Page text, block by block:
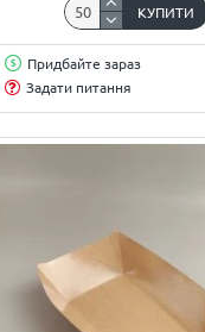
КУПИТИ
Придбайте зараз
Задати питання